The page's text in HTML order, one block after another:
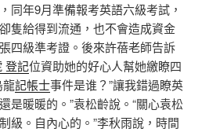
同年9月準備報考英語六級考試，
隻給得到流通，也不會造成資金
四級準考證。後來許蓓老師告訴
登記位資助她的好心人幫她繳瞭四
龍記帳士事件是谁？”讓我錯過瞭英
是暖暖的。”袁松齡說。“關心袁松
級。自內心的。”李秋雨說，時間